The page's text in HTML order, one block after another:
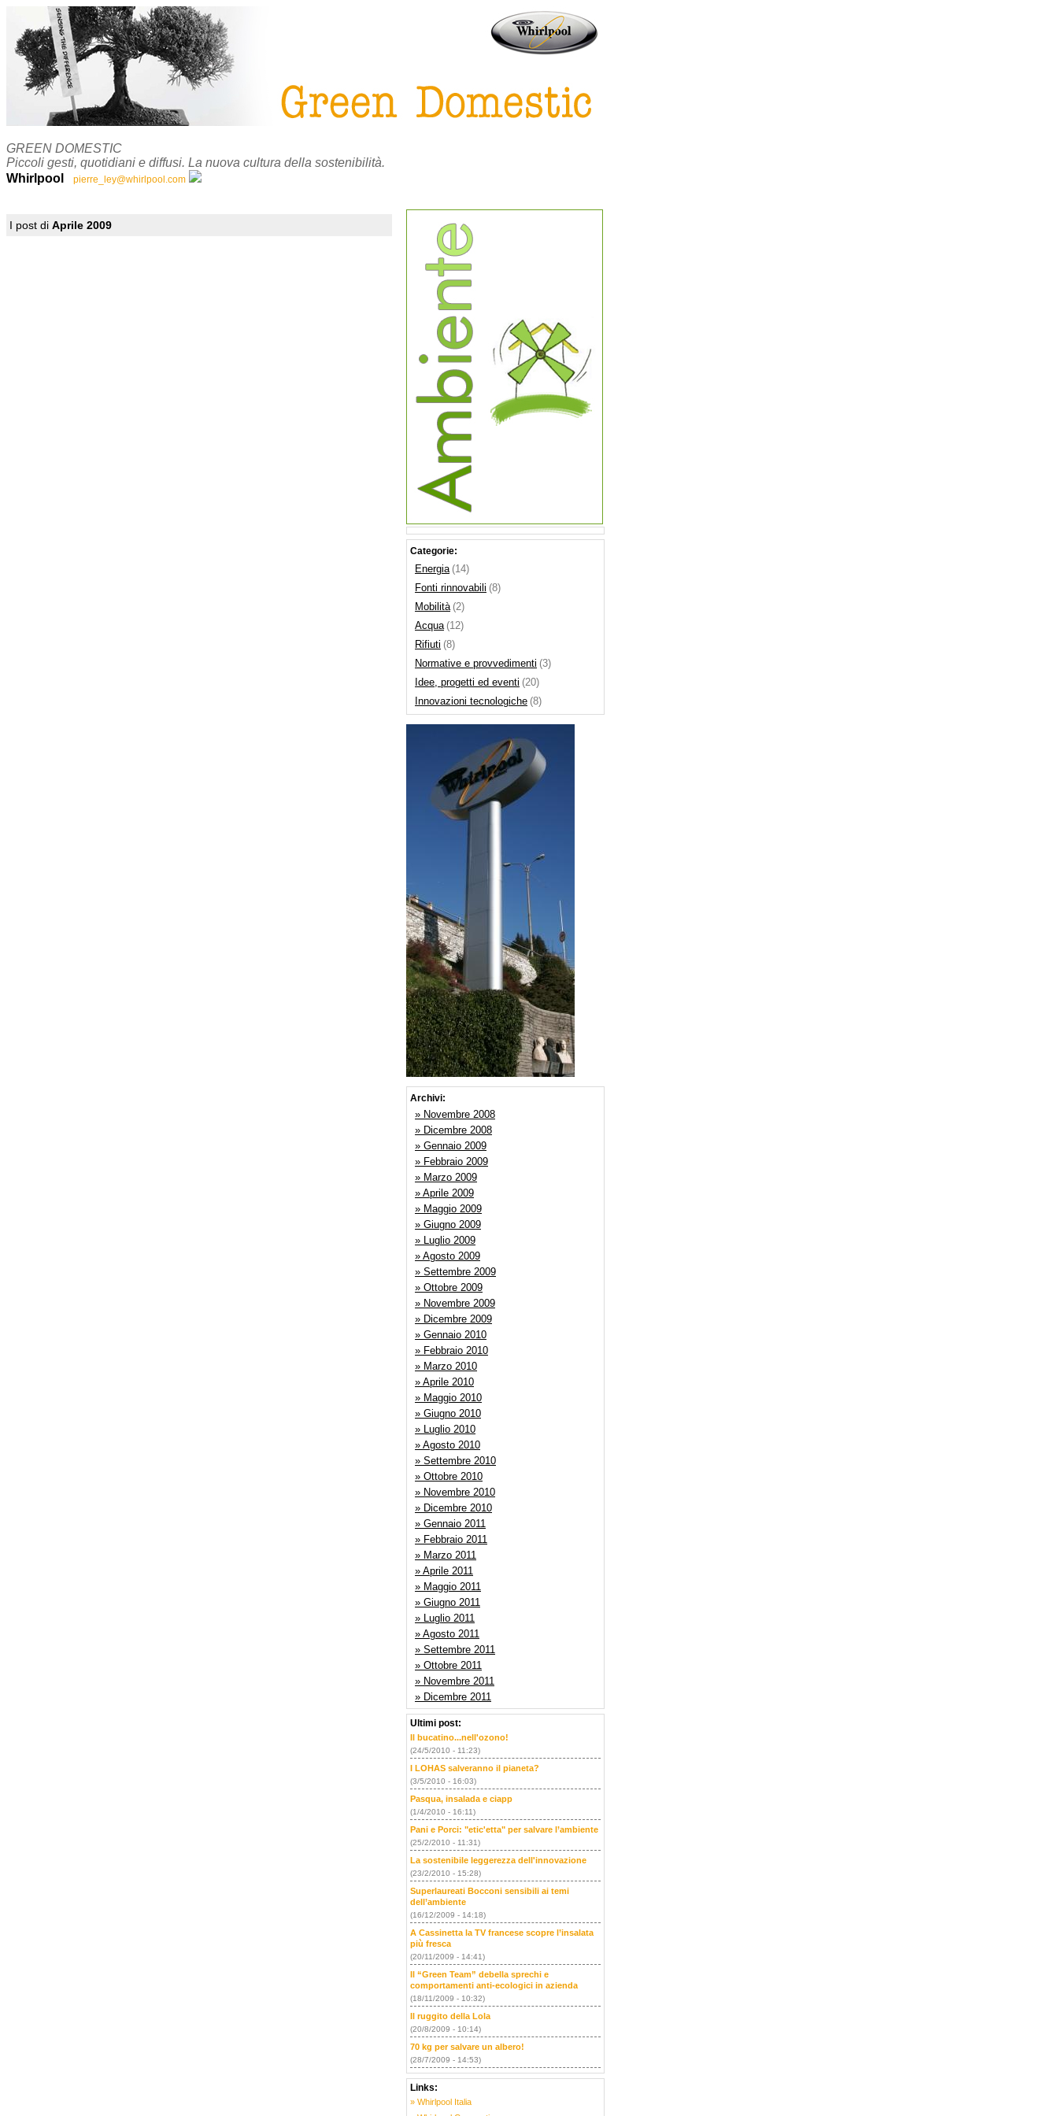
GREEN DOMESTIC
Piccoli gesti, quotidiani e diffusi. La nuova cultura della sostenibilità.
Whirlpool
pierre_ley@whirlpool.com
I post di Aprile 2009
Categorie:
Energia (14)
Fonti rinnovabili (8)
Mobilità (2)
Acqua (12)
Rifiuti (8)
Normative e provvedimenti (3)
Idee, progetti ed eventi (20)
Innovazioni tecnologiche (8)
Archivi:
» Novembre 2008
» Dicembre 2008
» Gennaio 2009
» Febbraio 2009
» Marzo 2009
» Aprile 2009
» Maggio 2009
» Giugno 2009
» Luglio 2009
» Agosto 2009
» Settembre 2009
» Ottobre 2009
» Novembre 2009
» Dicembre 2009
» Gennaio 2010
» Febbraio 2010
» Marzo 2010
» Aprile 2010
» Maggio 2010
» Giugno 2010
» Luglio 2010
» Agosto 2010
» Settembre 2010
» Ottobre 2010
» Novembre 2010
» Dicembre 2010
» Gennaio 2011
» Febbraio 2011
» Marzo 2011
» Aprile 2011
» Maggio 2011
» Giugno 2011
» Luglio 2011
» Agosto 2011
» Settembre 2011
» Ottobre 2011
» Novembre 2011
» Dicembre 2011
Ultimi post:
Il bucatino...nell'ozono!
(24/5/2010 - 11:23)
I LOHAS salveranno il pianeta?
(3/5/2010 - 16:03)
Pasqua, insalada e ciapp
(1/4/2010 - 16:11)
Pani e Porci: "etic'etta" per salvare l’ambiente
(25/2/2010 - 11:31)
La sostenibile leggerezza dell'innovazione
(23/2/2010 - 15:28)
Superlaureati Bocconi sensibili ai temi
dell’ambiente
(16/12/2009 - 14:18)
A Cassinetta la TV francese scopre l’insalata
più fresca
(20/11/2009 - 14:41)
Il “Green Team” debella sprechi e
comportamenti anti-ecologici in azienda
(18/11/2009 - 10:32)
Il ruggito della Lola
(20/8/2009 - 10:14)
70 kg per salvare un albero!
(28/7/2009 - 14:53)
Links:
» Whirlpool Italia